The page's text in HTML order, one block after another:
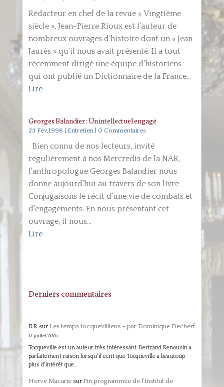
Rédacteur en chef de la revue « Vingtième
siècle », Jean-Pierre Rioux est l’auteur de
nombreux ouvrages d’histoire dont un « Jean
Jaurès » qu’il nous avait présenté. Il a tout
récemment dirigé une équipe d’historiens
qui ont publié un Dictionnaire de la France...
Lire
Georges Balandier : Un intellectuel engagé
23 Fév,1998 Entretien| 0 Commentaires
Bien connu de nos lecteurs, invité
régulièrement à nos Mercredis de la NAR,
l'anthropologue Georges Balandier nous
donne aujourd'hui au travers de son livre
Conjugaisons le récit d'une vie de combats et
d'engagements. En nous présentant cet
ouvrage, il nous...
Lire
Derniers commentaires
RRsur Les temps tocquevilliens – par Dominique Decherf
17 juillet 2026
Tocqueville est un auteur très intéressant. Bertrand Renouvin a
parfaitement raison lorsqu'il écrit que Tocqueville a beaucoup
plus d'intérêt que…
Hervé Macariesur Fin programmée de l’Institut de